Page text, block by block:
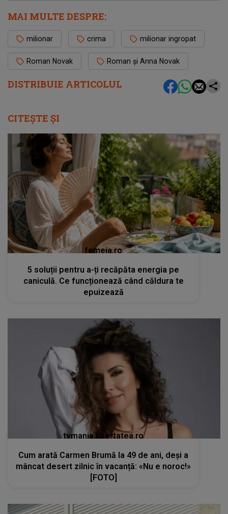
DISTRIBUIE ARTICOLUL
MAI MULTE DESPRE:
milionar crima milionar ingropat
Roman Novak Roman și Anna Novak
CITEȘTE ȘI
femeia.ro
5 soluții pentru a-ți recăpăta energia pe
caniculă. Ce funcționează când căldura te
epuizează
tvmania.libertatea.ro
Cum arată Carmen Brumă la 49 de ani, deși a
mâncat desert zilnic în vacanță: «Nu e noroc!»
[FOTO]